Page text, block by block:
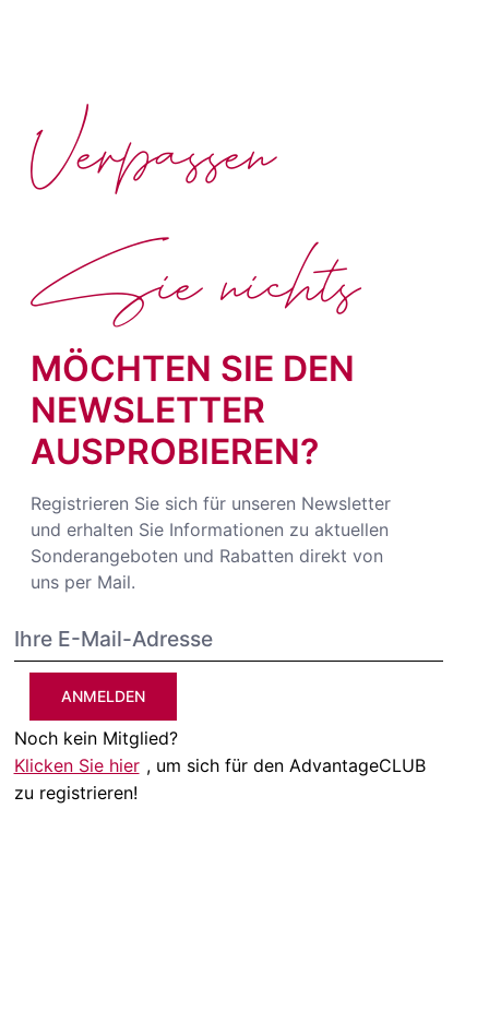
MÖCHTEN SIE DEN
NEWSLETTER
AUSPROBIEREN?
Registrieren Sie sich für unseren Newsletter
und erhalten Sie Informationen zu aktuellen
Sonderangeboten und Rabatten direkt von
uns per Mail.
ANMELDEN
Noch kein Mitglied?
Klicken Sie hier , um sich für den AdvantageCLUB
zu registrieren!
Verpassen
Sie nichts